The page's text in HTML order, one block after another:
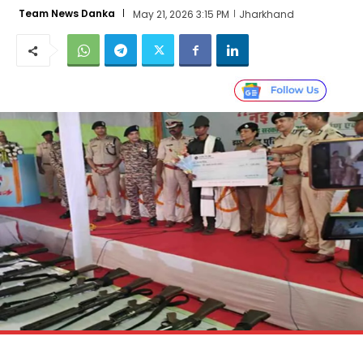
Team News Danka May 21, 2026 3:15 PM Jharkhand